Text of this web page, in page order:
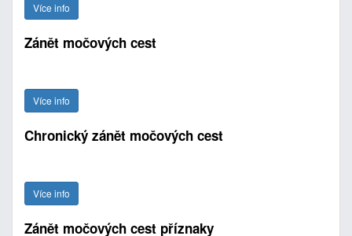
Více info
Zánět močových cest
Více info
Chronický zánět močových cest
Více info
Zánět močových cest příznaky